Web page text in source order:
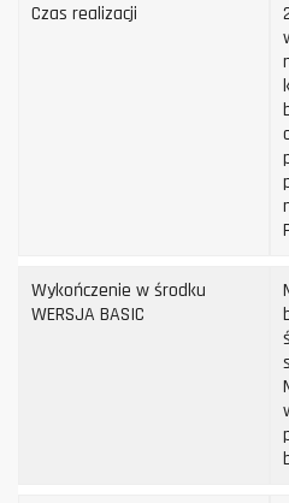
Czas realizacji
Wykończenie w środku
WERSJA BASIC